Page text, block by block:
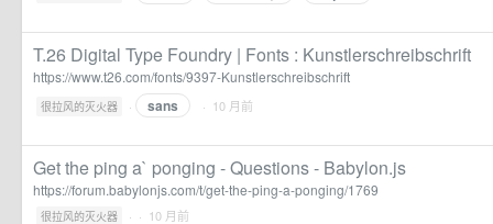
T.26 Digital Type Foundry | Fonts : Kunstlerschreibschrift
https://www.t26.com/fonts/9397-Kunstlerschreibschrift
很拉风的灭火器 · sans · 10 月前
Get the ping a` ponging - Questions - Babylon.js
https://forum.babylonjs.com/t/get-the-ping-a-ponging/1769
很拉风的灭火器 · · 10 月前